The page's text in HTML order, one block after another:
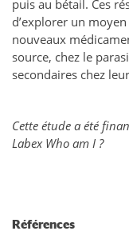
puis au bétail. Ces
d’explorer un
nouveaux
source, chez le
secondaires chez
Cette étude a été
Labex Who am I ?
Références